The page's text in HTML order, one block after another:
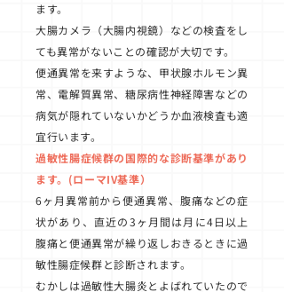
ます。
大腸カメラ（大腸内視鏡）などの検査をし
ても異常がないことの確認が大切です。
便通異常を来すような、甲状腺ホルモン異
常、電解質異常、糖尿病性神経障害などの
病気が隠れていないかどうか血液検査も適
宜行います。
過敏性腸症候群の国際的な診断基準があり
ます。(ローマIV基準）
6ヶ月異常前から便通異常、腹痛などの症
状があり、直近の3ヶ月間は月に4日以上
腹痛と便通異常が繰り返しおきるときに過
敏性腸症候群と診断されます。
むかしは過敏性大腸炎とよばれていたので